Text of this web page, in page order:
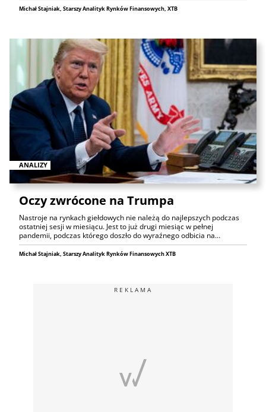
Michał Stajniak, Starszy Analityk Rynków Finansowych, XTB
ANALIZY
Oczy zwrócone na Trumpa
Nastroje na rynkach giełdowych nie należą do najlepszych podczas
ostatniej sesji w miesiącu. Jest to już drugi miesiąc w pełnej
pandemii, podczas którego doszło do wyraźnego odbicia na…
Michał Stajniak, Starszy Analityk Rynków Finansowych XTB
REKLAMA